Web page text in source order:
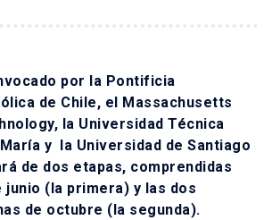
por la Pontificia
de Chile, el Massachusetts
la Universidad Técnica
y la Universidad de Santiago
de dos etapas, comprendidas
junio (la primera) y las dos
de octubre (la segunda).